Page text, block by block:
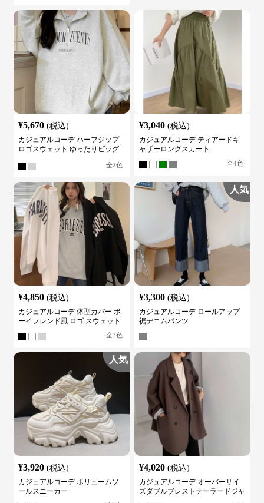
¥5,670 (税込)
カジュアルコーデ ハーフジップ
ロゴスウェット ゆったりビッグ
全2色
¥3,040 (税込)
カジュアルコーデ ティアードギ
ャザーロングスカート
全4色
¥4,850 (税込)
カジュアルコーデ 体型カバー ボ
ーイフレンド風 ロゴ スウェット
全3色
人気
¥3,300 (税込)
カジュアルコーデ ロールアップ
裾デニムパンツ
人気
¥3,920 (税込)
カジュアルコーデ ボリュームソ
ールスニーカー
¥4,020 (税込)
カジュアルコーデ オーバーサイ
ズダブルブレストテーラードジャ